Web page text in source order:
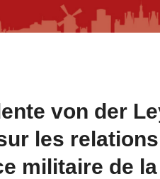
von der
les
militaire de